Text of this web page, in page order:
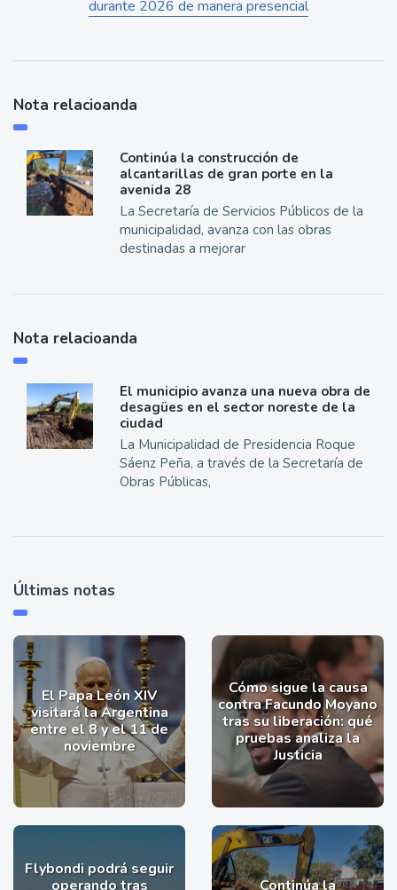
durante 2026 de manera presencial
Nota relacioanda
Continúa la construcción de
alcantarillas de gran porte en la
avenida 28
La Secretaría de Servicios Públicos de la
municipalidad, avanza con las obras
destinadas a mejorar
Nota relacioanda
El municipio avanza una nueva obra de
desagües en el sector noreste de la
ciudad
La Municipalidad de Presidencia Roque
Sáenz Peña, a través de la Secretaría de
Obras Públicas,
Últimas notas
El Papa León XIV
visitará la Argentina
entre el 8 y el 11 de
noviembre
Cómo sigue la causa
contra Facundo Moyano
tras su liberación: qué
pruebas analiza la
Justicia
Flybondi podrá seguir
operando tras
Continúa la